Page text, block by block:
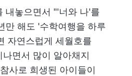
내놓으면서 "'너와 나'를
만 해도 '수학여행을 하루
자연스럽게 세월호를
면서 많이 알아채지
사로 희생된 아이들이